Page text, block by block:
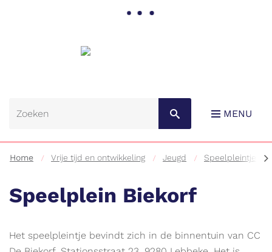
Naar
content
MENU
Home Vrije tijd en ontwikkeling Jeugd Speelpleintjes
Speelplein Biekorf
Het speelpleintje bevindt zich in de binnentuin van CC